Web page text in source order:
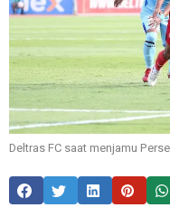
Deltras FC saat menjamu